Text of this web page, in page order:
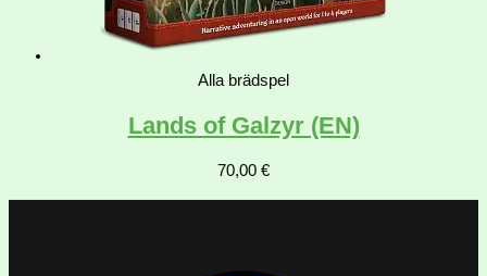
Alla brädspel
Lands of Galzyr (EN)
70,00 €